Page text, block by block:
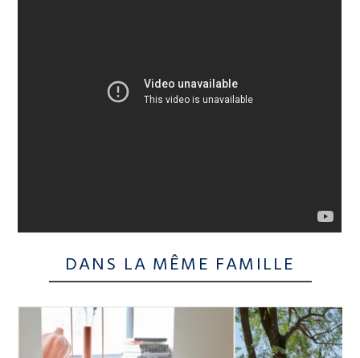
DANS LA MÊME FAMILLE